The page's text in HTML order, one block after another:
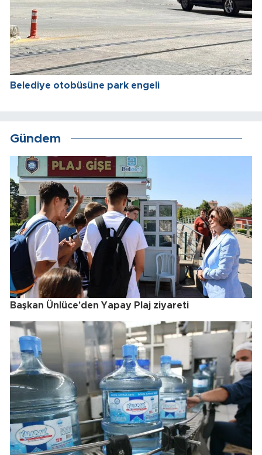
Belediye otobüsüne park engeli
Gündem
Başkan Ünlüce'den Yapay Plaj ziyareti